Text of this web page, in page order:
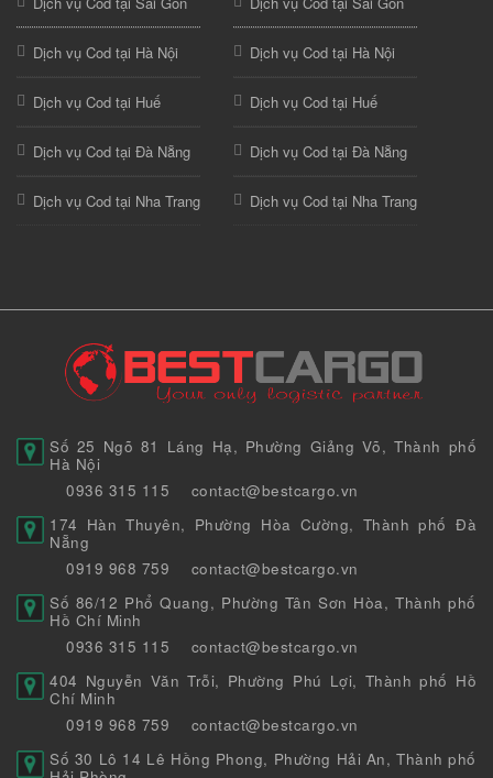
Dịch vụ Cod tại Hà Nội
Dịch vụ Cod tại Huế
Dịch vụ Cod tại Đà Nẵng
Dịch vụ Cod tại Nha Trang
Dịch vụ Cod tại Hà Nội
Dịch vụ Cod tại Huế
Dịch vụ Cod tại Đà Nẵng
Dịch vụ Cod tại Nha Trang
Số 25 Ngõ 81 Láng Hạ, Phường Giảng Võ, Thành phố
Hà Nội
0936 315 115
contact@bestcargo.vn
174 Hàn Thuyên, Phường Hòa Cường, Thành phố Đà
Nẵng
0919 968 759
contact@bestcargo.vn
Số 86/12 Phổ Quang, Phường Tân Sơn Hòa, Thành phố
Hồ Chí Minh
0936 315 115
contact@bestcargo.vn
404 Nguyễn Văn Trỗi, Phường Phú Lợi, Thành phố Hồ
Chí Minh
0919 968 759
contact@bestcargo.vn
Số 30 Lô 14 Lê Hồng Phong, Phường Hải An, Thành phố